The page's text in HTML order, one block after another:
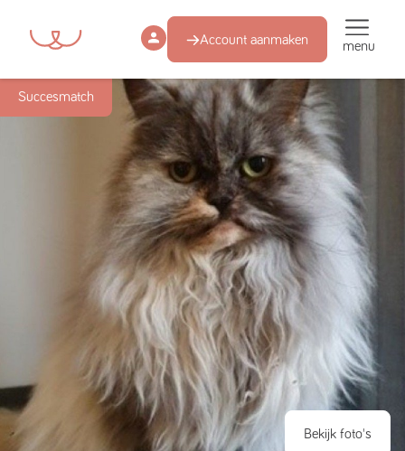
Account aanmaken menu
Succesmatch
Bekijk foto's